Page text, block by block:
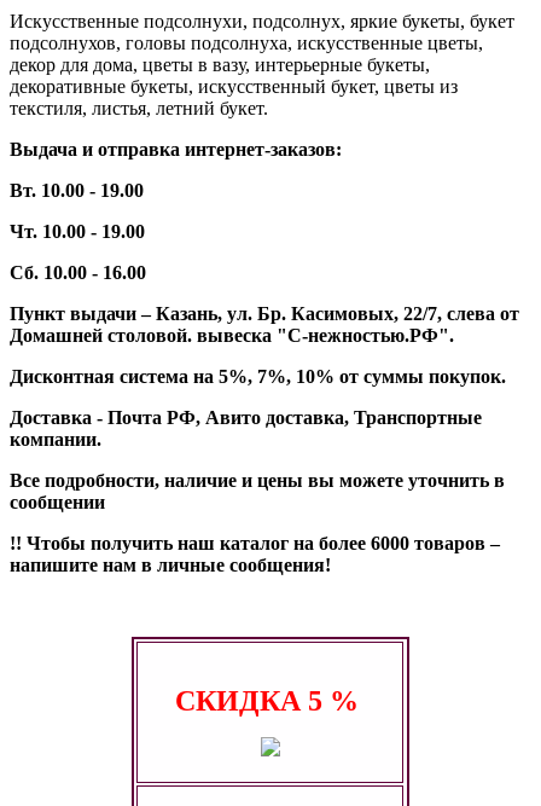
Искусственные подсолнухи, подсолнух, яркие букеты, букет
подсолнухов, головы подсолнуха, искусственные цветы,
декор для дома, цветы в вазу, интерьерные букеты,
декоративные букеты, искусственный букет, цветы из
текстиля, листья, летний букет.
Выдача и отправка интернет-заказов:
Вт. 10.00 - 19.00
Чт. 10.00 - 19.00
Сб. 10.00 - 16.00
Пункт выдачи – Казань, ул. Бр. Касимовых, 22/7, слева от
Домашней столовой. вывеска "С-нежностью.РФ".
Дисконтная система на 5%, 7%, 10% от суммы покупок.
Доставка - Почта РФ, Авито доставка, Транспортные
компании.
Все подробности, наличие и цены вы можете уточнить в
сообщении
!! Чтобы получить наш каталог на более 6000 товаров –
напишите нам в личные сообщения!
СКИДКА 5 %